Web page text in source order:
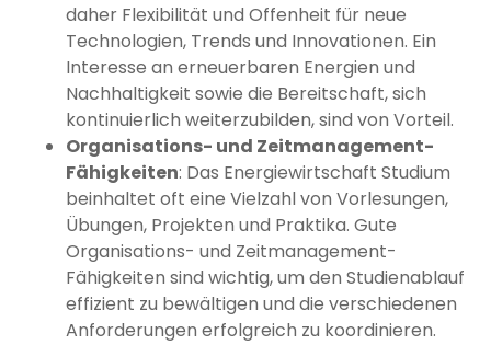
daher Flexibilität und Offenheit für neue
Technologien, Trends und Innovationen. Ein
Interesse an erneuerbaren Energien und
Nachhaltigkeit sowie die Bereitschaft, sich
kontinuierlich weiterzubilden, sind von Vorteil.
Organisations- und Zeitmanagement-
Fähigkeiten: Das Energiewirtschaft Studium
beinhaltet oft eine Vielzahl von Vorlesungen,
Übungen, Projekten und Praktika. Gute
Organisations- und Zeitmanagement-
Fähigkeiten sind wichtig, um den Studienablauf
effizient zu bewältigen und die verschiedenen
Anforderungen erfolgreich zu koordinieren.